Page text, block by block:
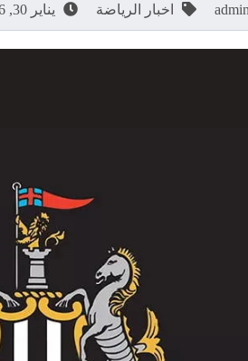
admin اخبار الرياضة يناير 30, 2026